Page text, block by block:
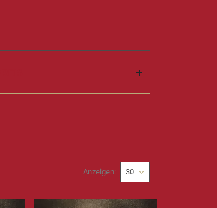
Anzeigen